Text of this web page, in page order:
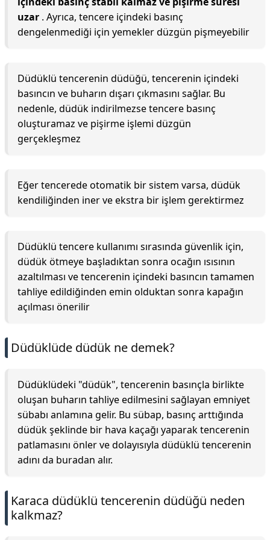
uzar . Ayrıca, tencere içindeki basınç
dengelenmediği için yemekler düzgün pişmeyebilir
Düdüklü tencerenin düdüğü, tencerenin içindeki
basıncın ve buharın dışarı çıkmasını sağlar. Bu
nedenle, düdük indirilmezse tencere basınç
oluşturamaz ve pişirme işlemi düzgün
gerçekleşmez
Eğer tencerede otomatik bir sistem varsa, düdük
kendiliğinden iner ve ekstra bir işlem gerektirmez
Düdüklü tencere kullanımı sırasında güvenlik için,
düdük ötmeye başladıktan sonra ocağın ısısının
azaltılması ve tencerenin içindeki basıncın tamamen
tahliye edildiğinden emin olduktan sonra kapağın
açılması önerilir
Düdüklüde düdük ne demek?
Düdüklüdeki "düdük", tencerenin basınçla birlikte
oluşan buharın tahliye edilmesini sağlayan emniyet
sübabı anlamına gelir. Bu sübap, basınç arttığında
düdük şeklinde bir hava kaçağı yaparak tencerenin
patlamasını önler ve dolayısıyla düdüklü tencerenin
adını da buradan alır.
Karaca düdüklü tencerenin düdüğü neden
kalkmaz?